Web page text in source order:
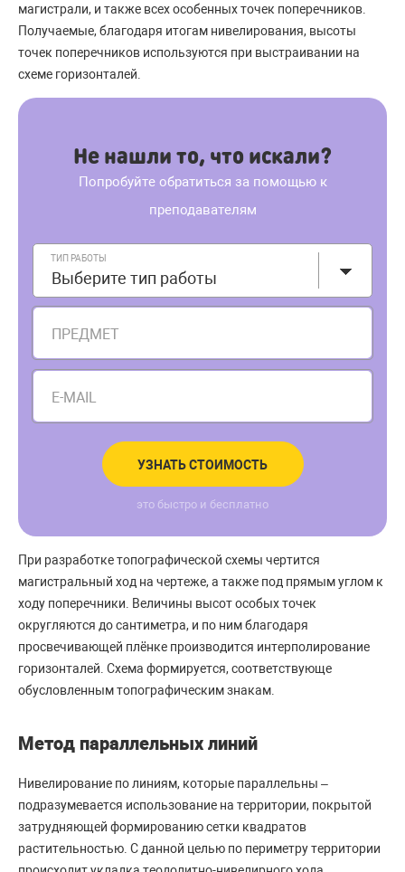
магистрали, и также всех особенных точек поперечников.
Получаемые, благодаря итогам нивелирования, высоты
точек поперечников используются при выстраивании на
схеме горизонталей.
Не нашли то, что искали?
Попробуйте обратиться за помощью к
преподавателям
ТИП РАБОТЫ
Выберите тип работы
ПРЕДМЕТ
E-MAIL
УЗНАТЬ СТОИМОСТЬ
это быстро и бесплатно
При разработке топографической схемы чертится
магистральный ход на чертеже, а также под прямым углом к
ходу поперечники. Величины высот особых точек
округляются до сантиметра, и по ним благодаря
просвечивающей плёнке производится интерполирование
горизонталей. Схема формируется, соответствующе
обусловленным топографическим знакам.
Метод параллельных линий
Нивелирование по линиям, которые параллельны –
подразумевается использование на территории, покрытой
затрудняющей формированию сетки квадратов
растительностью. С данной целью по периметру территории